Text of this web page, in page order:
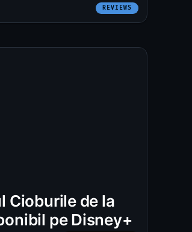
REVIEWS
Cioburile de la
pe Disney+